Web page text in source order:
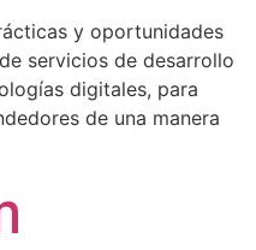
y oportunidades
servicios de desarrollo
digitales, para
de una manera